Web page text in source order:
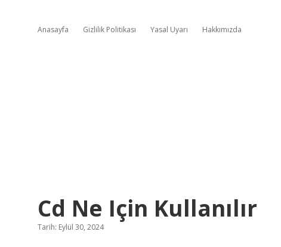
Anasayfa Gizlilik Politikası Yasal Uyarı Hakkımızda
Cd Ne Için Kullanılır
Tarih: Eylül 30, 2024